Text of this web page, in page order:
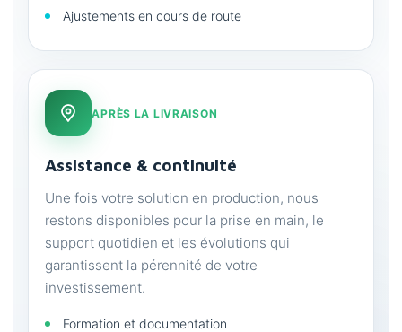
Ajustements en cours de route
APRÈS LA LIVRAISON
Assistance & continuité
Une fois votre solution en production, nous
restons disponibles pour la prise en main, le
support quotidien et les évolutions qui
garantissent la pérennité de votre
investissement.
Formation et documentation